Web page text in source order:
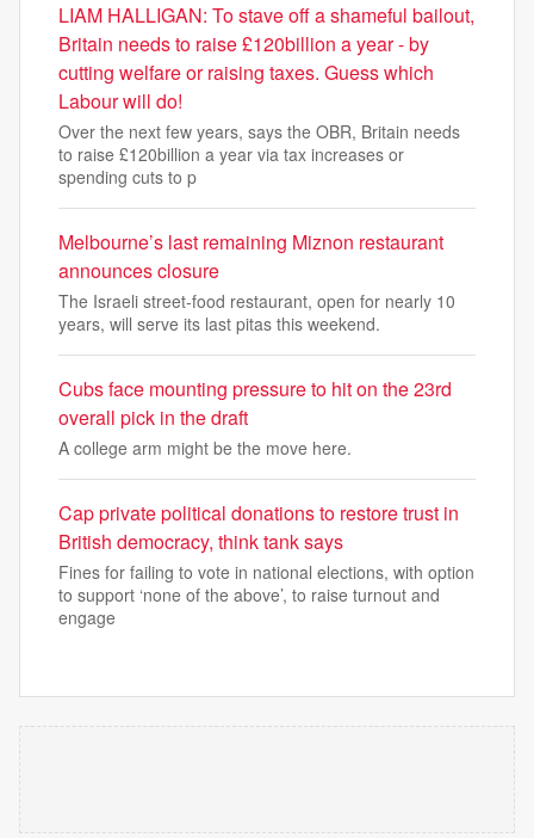
LIAM HALLIGAN: To stave off a shameful bailout,
Britain needs to raise £120billion a year - by
cutting welfare or raising taxes. Guess which
Labour will do!
Over the next few years, says the OBR, Britain needs
to raise £120billion a year via tax increases or
spending cuts to p
Melbourne’s last remaining Miznon restaurant
announces closure
The Israeli street-food restaurant, open for nearly 10
years, will serve its last pitas this weekend.
Cubs face mounting pressure to hit on the 23rd
overall pick in the draft
A college arm might be the move here.
Cap private political donations to restore trust in
British democracy, think tank says
Fines for failing to vote in national elections, with option
to support ‘none of the above’, to raise turnout and
engage